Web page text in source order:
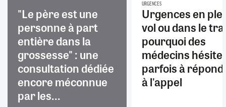
"Le père est une
personne à part
entière dans la
grossesse" : une
consultation dédiée
encore méconnue
par les...
URGENCES
Urgences en
vol ou dans le
pourquoi des
médecins
parfois à
à l'appel